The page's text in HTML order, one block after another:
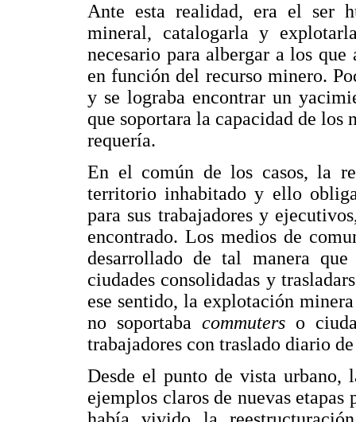
Ante esta realidad, era el ser
mineral, catalogarla y
necesario para albergar a los
en función del recurso minero.
y se lograba encontrar un
que soportara la capacidad de los
requería.
En el común de los casos, la
territorio inhabitado y ello
para sus trabajadores y
encontrado. Los medios de
desarrollado de tal manera
ciudades consolidadas y
ese sentido, la explotación
no soportabacommuters o
trabajadores con traslado diario
Desde el punto de vista urbano,
ejemplos claros de nuevas